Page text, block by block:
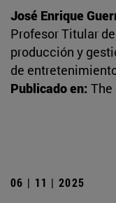
José Enrique
Profesor Titular
producción y
de
Publicado en: The
06 | 11 | 2025